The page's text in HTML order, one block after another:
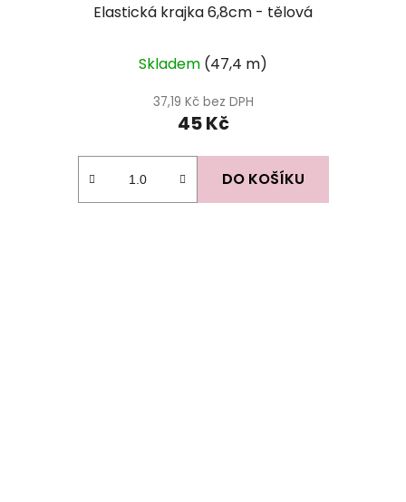
Elastická krajka 6,8cm - tělová
Skladem (47,4 m)
37,19 Kč bez DPH
45 Kč
DO KOŠÍKU